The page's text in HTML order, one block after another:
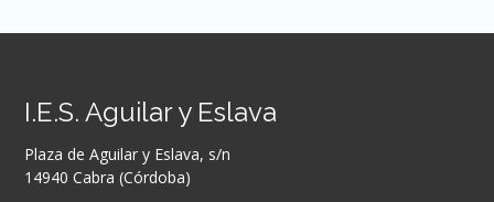
I.E.S. Aguilar y Eslava
Plaza de Aguilar y Eslava, s/n
14940 Cabra (Córdoba)